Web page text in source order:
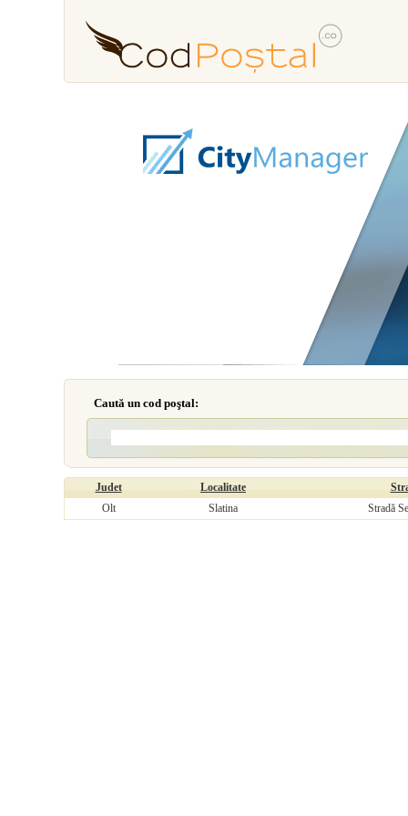
Caută un cod poştal:
Judet Localitate
Olt
Slatina Stradă